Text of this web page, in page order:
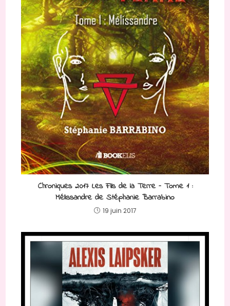
Chroniques 2017 Les Fils de la Terre – Tome 1 :
Mélissandre de Stéphanie Barrabino
19 juin 2017